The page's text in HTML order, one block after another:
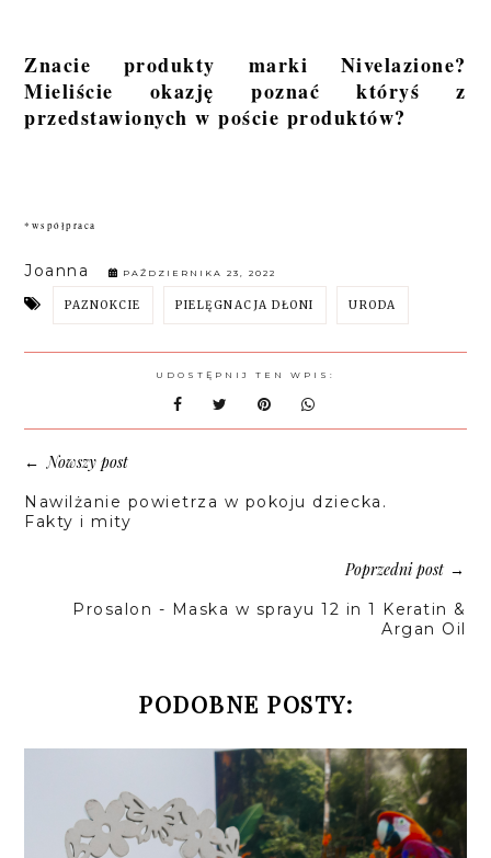
Znacie produkty marki Nivelazione?
Mieliście okazję poznać któryś z
przedstawionych w poście produktów?
*współpraca
Joanna PAŹDZIERNIKA 23, 2022
PAZNOKCIE PIELĘGNACJA DŁONI URODA
UDOSTĘPNIJ TEN WPIS:
←Nowszy post
Nawilżanie powietrza w pokoju dziecka.
Fakty i mity
Poprzedni post→
Prosalon - Maska w sprayu 12 in 1 Keratin &
Argan Oil
PODOBNE POSTY: